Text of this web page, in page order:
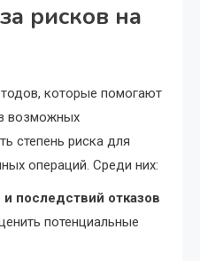
рисков на
которые помогают
возможных
степень риска для
операций. Среди них:
последствий отказов
потенциальные